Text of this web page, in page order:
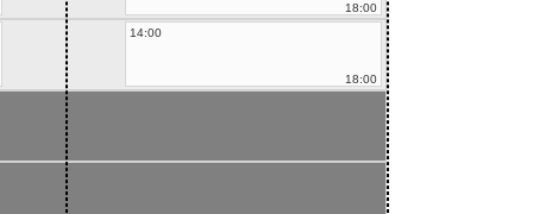
18:00
14:00
18:00